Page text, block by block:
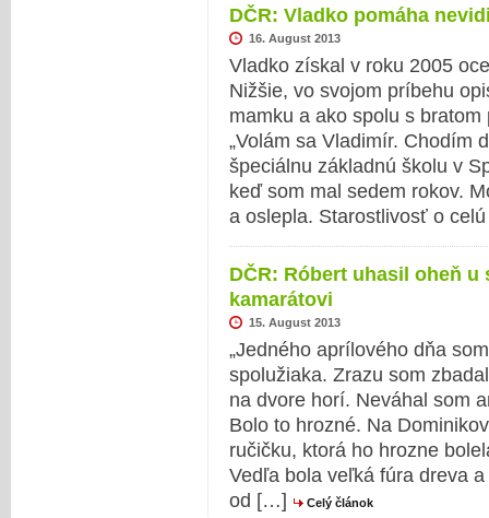
DČR: Vladko pomáha
16. August 2013
Vladko získal v roku 2005
Nižšie, vo svojom príbehu
mamku a ako spolu s
„Volám sa Vladimír. Chodím
špeciálnu základnú školu v
keď som mal sedem rokov.
a oslepla. Starostlivosť o
DČR: Róbert uhasil oheň
kamarátovi
15. August 2013
„Jedného aprílového dňa
spolužiaka. Zrazu som
na dvore horí. Neváhal som
Bolo to hrozné. Na
ručičku, ktorá ho hrozne
Vedľa bola veľká fúra dreva
od […]
Celý článok